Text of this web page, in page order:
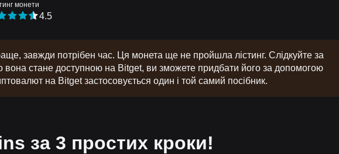
монети
4.5
завжди потрібен час. Ця монета ще не пройшла лістинг. Слідкуйте за
стане доступною на Bitget, ви зможете придбати його за допомогою
на Bitget застосовується один і той самий посібник.
за 3 простих кроки!